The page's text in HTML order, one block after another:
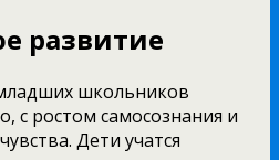
развитие
школьников
с ростом самосознания и
Дети учатся